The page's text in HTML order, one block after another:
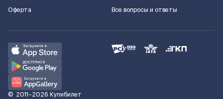
Оферта
Все вопросы и ответы
© 2011–2026 Купибилет